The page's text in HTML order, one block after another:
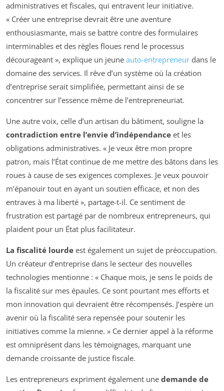
administratives et fiscales, qui entravent leur initiative.
« Créer une entreprise devrait être une aventure
enthousiasmante, mais se battre contre des formulaires
interminables et des règles floues rend le processus
décourageant », explique un jeune auto-entrepreneur dans le
domaine des services. Il rêve d’un système où la création
d’entreprise serait simplifiée, permettant ainsi de se
concentrer sur l’essence même de l’entrepreneuriat.
Une autre voix, celle d’un artisan du bâtiment, souligne la
contradiction entre l’envie d’indépendance et les
obligations administratives. « Je veux être mon propre
patron, mais l’État continue de me mettre des bâtons dans les
roues à cause de ses exigences complexes. Je veux pouvoir
m’épanouir tout en ayant un soutien efficace, et non des
entraves à ma liberté », partage-t-il. Ce sentiment de
frustration est partagé par de nombreux entrepreneurs, qui
plaident pour un État plus facilitateur.
La fiscalité lourde est également un sujet de préoccupation.
Un créateur d’entreprise dans le secteur des nouvelles
technologies mentionne : « Chaque mois, je sens le poids de
la fiscalité sur mes épaules. Ce sont pourtant mes efforts et
mon innovation qui devraient être récompensés. J’espère un
avenir où la fiscalité sera repensée pour soutenir les
initiatives comme la mienne. » Ce dernier appel à la réforme
est omniprésent dans les témoignages, marquant une
demande croissante de justice fiscale.
Les entrepreneurs expriment également une demande de